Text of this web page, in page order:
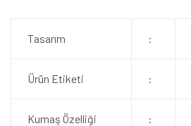
Tasarım :
Ürün Etiketi :
Kumaş Özelliği :